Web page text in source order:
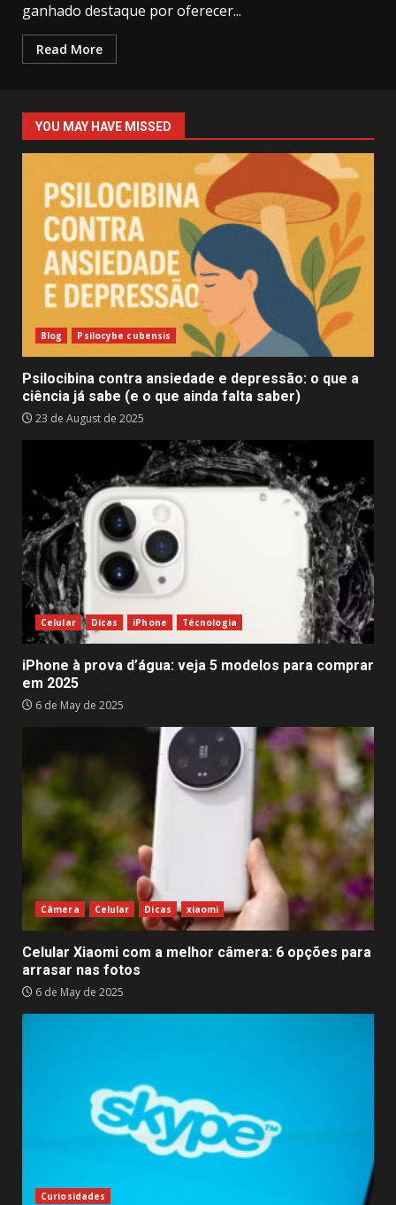
ganhado destaque por oferecer...
Read More
YOU MAY HAVE MISSED
Blog Psilocybe cubensis
Psilocibina contra ansiedade e depressão: o que a
ciência já sabe (e o que ainda falta saber)
23 de August de 2025
Celular Dicas iPhone Técnologia
iPhone à prova d’água: veja 5 modelos para comprar
em 2025
6 de May de 2025
Câmera Celular Dicas xiaomi
Celular Xiaomi com a melhor câmera: 6 opções para
arrasar nas fotos
6 de May de 2025
Curiosidades